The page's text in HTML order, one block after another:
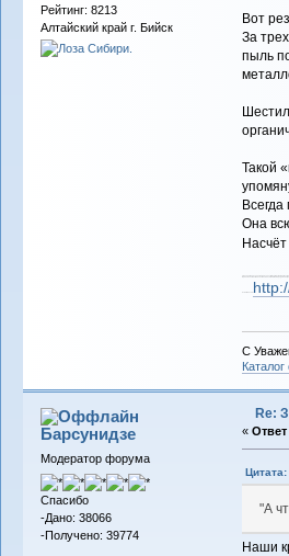
Рейтинг: 8213
Алтайский край г. Бийск
Вот
За
пыль
Такой
Она
С
Барсунидзе
Модератор форума
Спасибо
-Дано: 38066
-Получено: 39774
Re:
« Ответ
"А
Наши